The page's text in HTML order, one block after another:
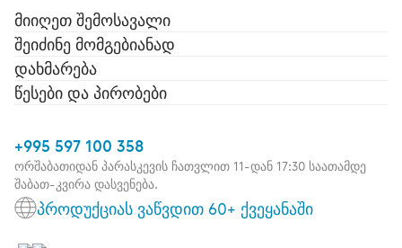
მიიღეთ შემოსავალი
შეიძინე მომგებიანად
დახმარება
წესები და პირობები
+995 597 100 358
ორშაბათიდან პარასკევის ჩათვლით 11-დან 17:30 საათამდე
შაბათ-კვირა დასვენება.
პროდუქციას ვაწვდით 60+ ქვეყანაში